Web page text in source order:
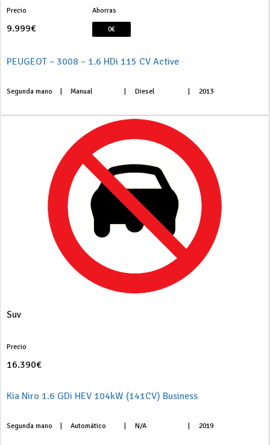
Precio
9.999€
Ahorras
0€
PEUGEOT – 3008 – 1.6 HDi 115 CV Active
Segunda mano Manual Diesel 2013
Suv
Precio
16.390€
Kia Niro 1.6 GDi HEV 104kW (141CV) Business
Segunda mano Automático N/A 2019